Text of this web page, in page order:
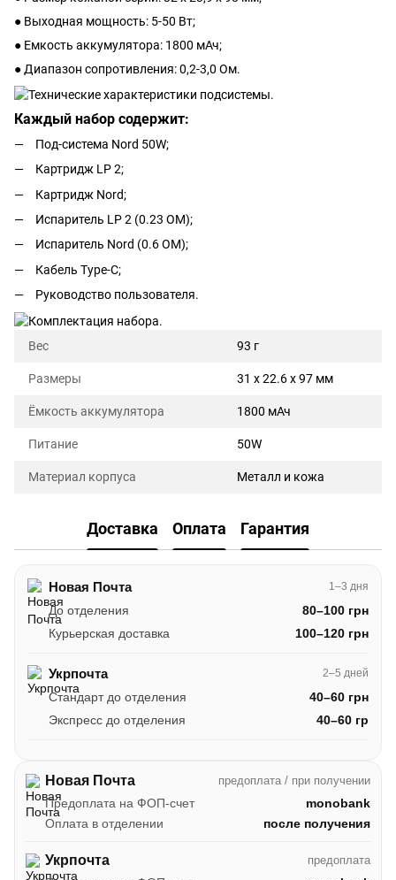
● Выходная мощность: 5-50 Вт;
● Емкость аккумулятора: 1800 мАч;
● Диапазон сопротивления: 0,2-3,0 Ом.
Каждый набор содержит:
Под-система Nord 50W;
Картридж LP 2;
Картридж Nord;
Испаритель LP 2 (0.23 ОМ);
Испаритель Nord (0.6 ОМ);
Кабель Type-C;
Руководство пользователя.
Вес 93 г
Размеры 31 x 22.6 x 97 мм
Ёмкость аккумулятора 1800 мАч
Питание 50W
Материал корпуса Металл и кожа
Доставка Оплата Гарантия
Новая Почта 1–3 дня
До отделения
80–100 грн
Курьерская доставка
100–120 грн
Укрпочта 2–5 дней
Стандарт до отделения
40–60 грн
Экспресс до отделения
40–60 гр
Новая Почта предоплата / при получении
Предоплата на ФОП-счет
monobank
Оплата в отделении
после получения
Укрпочта предоплата